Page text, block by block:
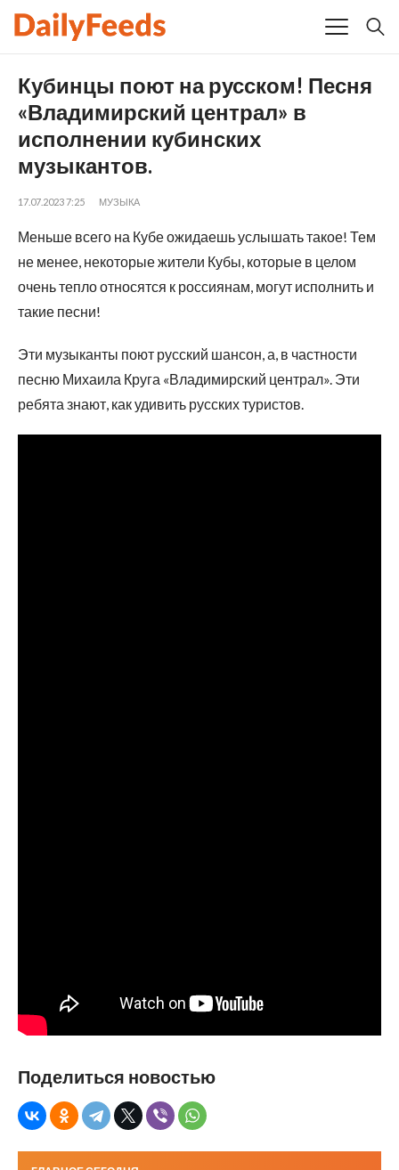
Кубинцы поют на русском! Песня
«Владимирский централ» в
исполнении кубинских
музыкантов.
17.07.2023 7:25 МУЗЫКА
Меньше всего на Кубе ожидаешь услышать такое! Тем
не менее, некоторые жители Кубы, которые в целом
очень тепло относятся к россиянам, могут исполнить и
такие песни!
Эти музыканты поют русский шансон, а, в частности
песню Михаила Круга «Владимирский централ». Эти
ребята знают, как удивить русских туристов.
Поделиться новостью